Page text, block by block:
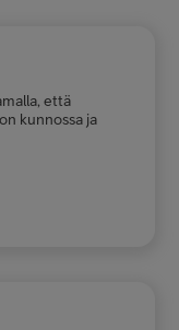
että
kunnossa ja